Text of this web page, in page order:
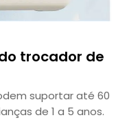
trocador de
suportar até 60
de 1 a 5 anos.